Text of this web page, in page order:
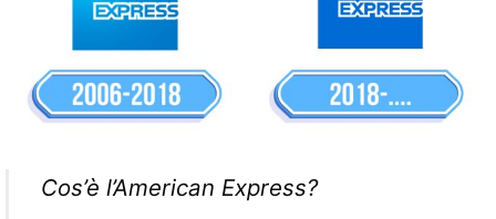
Cos’è l’American Express?